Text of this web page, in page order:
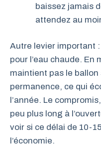
baissez jamais
attendez au
Autre levier important :
pour l’eau chaude. En
maintient pas le
permanence, ce qui
l’année. Le
peu plus long à
voir si ce délai de 10-
l’économie.